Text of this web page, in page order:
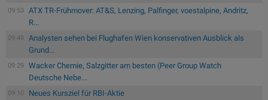
09:53
ATX TR-Frühmover: AT&S, Lenzing, Palfinger, voestalpine, Andritz,
R...
09:49
Analysten sehen bei Flughafen Wien konservativen Ausblick als
Grund...
09:29
Wacker Chemie, Salzgitter am besten (Peer Group Watch
Deutsche Nebe...
09:10 Neues Kursziel für RBI-Aktie